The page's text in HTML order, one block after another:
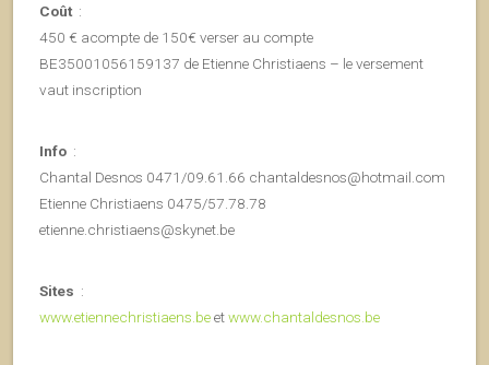
Coût :
450 € acompte de 150€ verser au compte
BE35001056159137 de Etienne Christiaens – le versement
vaut inscription
Info :
Chantal Desnos 0471/09.61.66 chantaldesnos@hotmail.com
Etienne Christiaens 0475/57.78.78
etienne.christiaens@skynet.be
Sites :
www.etiennechristiaens.beetwww.chantaldesnos.be